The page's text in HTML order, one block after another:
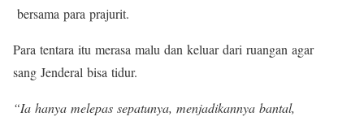
bersama para prajurit.
Para tentara itu merasa malu dan keluar dari ruangan agar
sang Jenderal bisa tidur.
“Ia hanya melepas sepatunya, menjadikannya bantal,